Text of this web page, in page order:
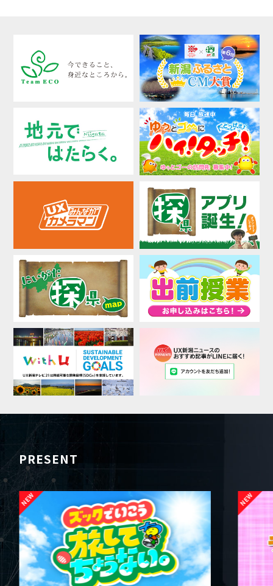
PRESENT